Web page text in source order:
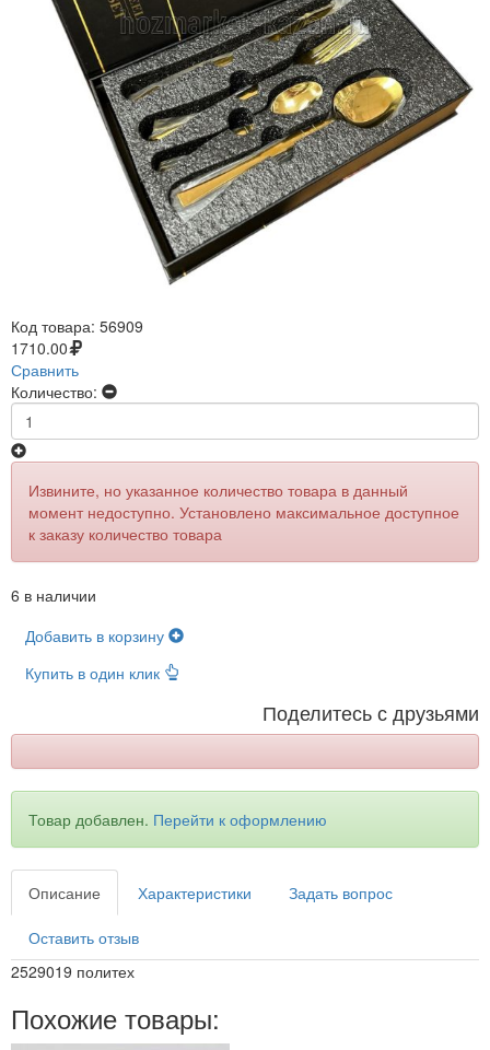
Код товара: 56909
1710.00
Сравнить
Количество:
Извините, но указанное количество товара в данный
момент недоступно. Установлено максимальное доступное
к заказу количество товара
6 в наличии
Добавить в корзину
Купить в один клик
Поделитесь с друзьями
Товар добавлен. Перейти к оформлению
Описание Характеристики Задать вопрос
Оставить отзыв
2529019 политех
Похожие товары: